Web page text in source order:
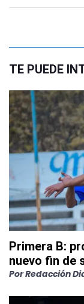
TE PUEDE
Primera B:
nuevo fin de
PorRedacción